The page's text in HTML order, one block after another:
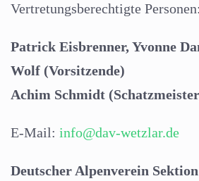
Vertretungsberechtigte Personen:
Patrick Eisbrenner, Yvonne
Wolf (Vorsitzende)
Achim Schmidt
E-Mail: info@dav-wetzlar.de
Deutscher Alpenverein